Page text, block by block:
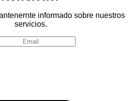
informado sobre nuestros
servicios.